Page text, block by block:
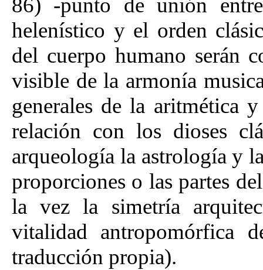
86) -punto de unión
helenístico y el orden
del cuerpo humano serán
visible de la armonía
generales de la aritmética
relación con los dioses
arqueología la astrología y
proporciones o las partes
la vez la simetría
vitalidad antropomórfica
traducción propia).